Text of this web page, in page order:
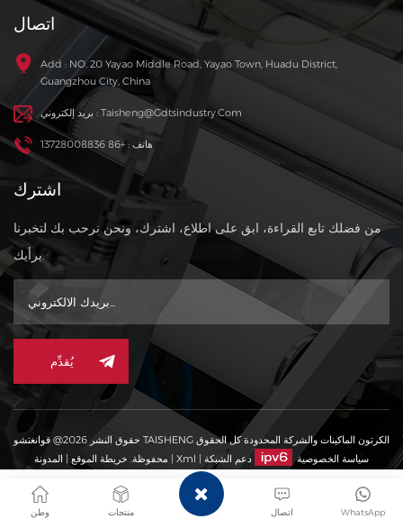
اتصال
Add : NO. 20 Yayao Middle Road, Yayao Town, Huadu District,
Guangzhou City, China
بريد إلكتروني : Taisheng@gdtsindustry.com
هاتف : +86 13728008836
اشترك
من فضلك تابع القراءة، ابق على اطلاع، اشترك، ونحن نرحب بك لتخبرنا
برأيك.
يُقدِّم
حقوق النشر 2026@ قوانغتشو TAISHENG الكرتون الماكينات والشركة المحدودة كل الحقوق
محفوظة. خريطة الموقع المدونة Xml سياسة الخصوصية دعم الشبكة
وطن منتجات WhatsApp اتصال